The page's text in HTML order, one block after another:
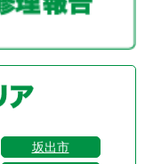
坂出市